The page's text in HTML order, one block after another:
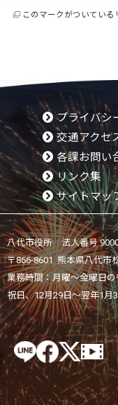
このマークがついてい
プライバシ
交通アクセ
各課お問い
リンク集
サイトマッ
八代市役所 法人番号
〒866-8601 熊本県八代市
業務時間：月曜～金曜日
祝日、12月29日～翌年1月